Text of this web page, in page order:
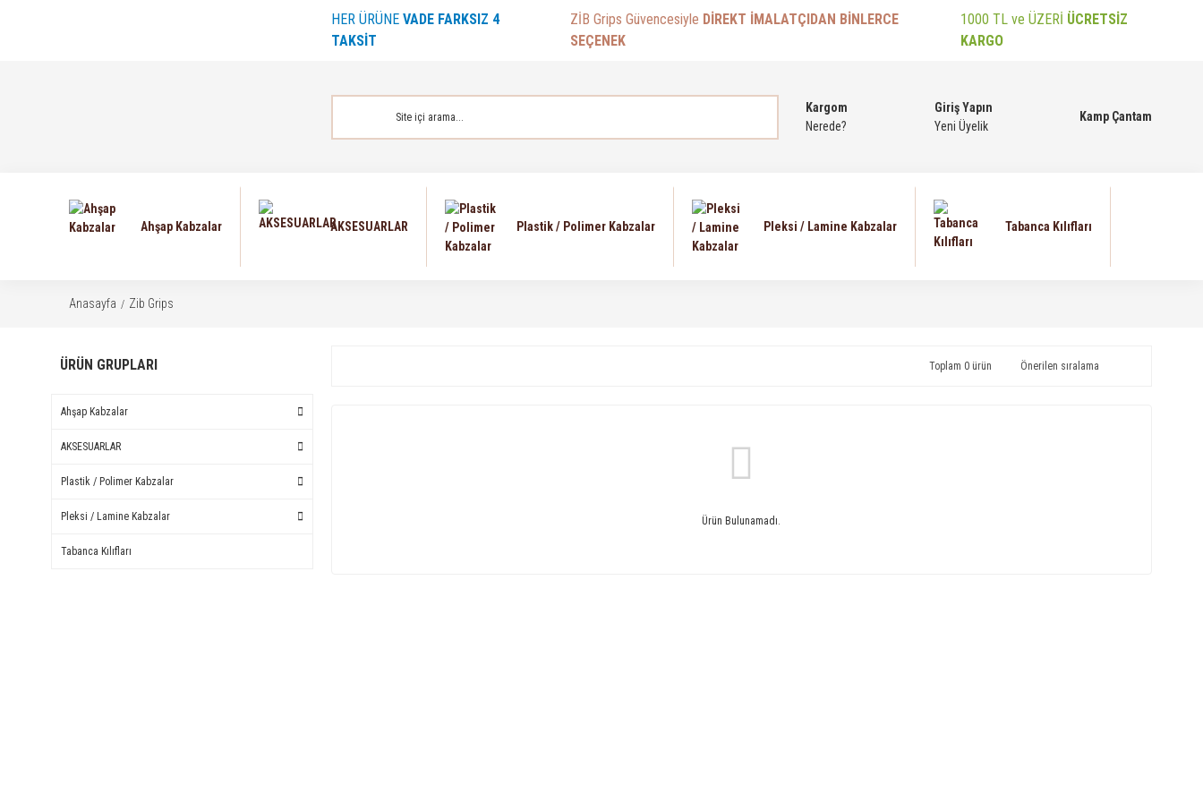
HER ÜRÜNE VADE FARKSIZ 4
TAKSİT
ZİB Grips Güvencesiyle DİREKT İMALATÇIDAN BİNLERCE
SEÇENEK
1000 TL ve ÜZERİ ÜCRETSİZ
KARGO
Kargom
Nerede?
Giriş Yapın
Yeni Üyelik
Kamp Çantam
Ahşap Kabzalar AKSESUARLAR Plastik / Polimer Kabzalar Pleksi / Lamine Kabzalar Tabanca Kılıfları
Anasayfa Zib Grips
ÜRÜN GRUPLARI
Ahşap Kabzalar
AKSESUARLAR
Plastik / Polimer Kabzalar
Pleksi / Lamine Kabzalar
Tabanca Kılıfları
Toplam 0 ürün
Ürün Bulunamadı.